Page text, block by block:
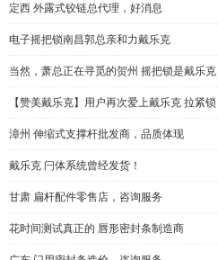
定西 外露式铰链总代理，好消息
电子摇把锁南昌郭总亲和力戴乐克
当然，萧总正在寻觅的贺州 摇把锁是戴乐克
【赞美戴乐克】用户再次爱上戴乐克 拉紧锁
漳州 伸缩式支撑杆批发商，品质体现
戴乐克 闩体系统曾经发货！
甘肃 扁杆配件零售店，咨询服务
花时间测试真正的 唇形密封条制造商